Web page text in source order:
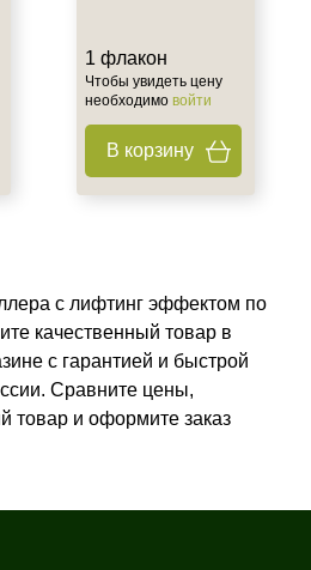
1 флакон
Чтобы увидеть цену
необходимо войти
В корзину
с лифтинг эффектом по
качественный товар в
с гарантией и быстрой
Сравните цены,
товар и оформите заказ
933-09-89